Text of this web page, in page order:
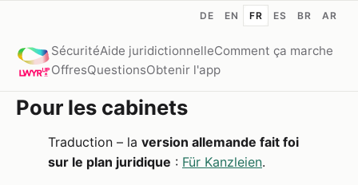
DE EN FR ES BR AR
SécuritéAide juridictionnelleComment ça marche
OffresQuestionsObtenir l'app
Pour les cabinets
Traduction – la version allemande fait foi
sur le plan juridique : Für Kanzleien.